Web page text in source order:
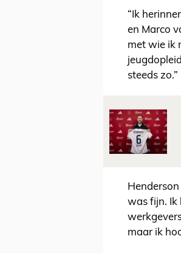
“Ik
en Marco
met wie ik
steeds zo.”
was fijn. Ik
maar ik